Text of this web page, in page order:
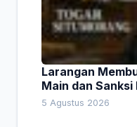
Larangan
Main dan Sanksi
5 Agustus 2026